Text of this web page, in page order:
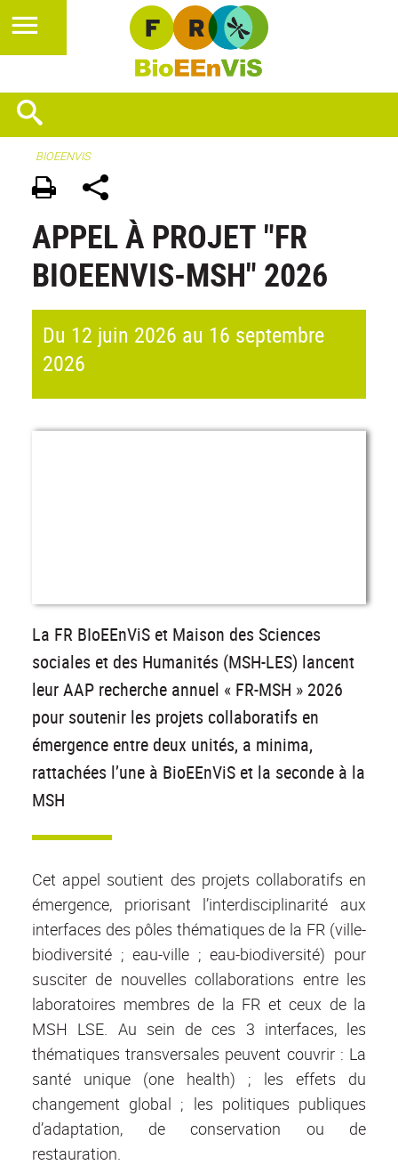
BIOEENVIS
APPEL À PROJET "FR
BIOEENVIS-MSH" 2026
Du 12 juin 2026 au 16 septembre
2026
La FR BIoEEnViS et Maison des Sciences
sociales et des Humanités (MSH-LES) lancent
leur AAP recherche annuel « FR-MSH » 2026
pour soutenir les projets collaboratifs en
émergence entre deux unités, a minima,
rattachées l’une à BioEEnViS et la seconde à la
MSH
Cet appel soutient des projets collaboratifs en
émergence, priorisant l’interdisciplinarité aux
interfaces des pôles thématiques de la FR (ville-
biodiversité ; eau-ville ; eau-biodiversité) pour
susciter de nouvelles collaborations entre les
laboratoires membres de la FR et ceux de la
MSH LSE. Au sein de ces 3 interfaces, les
thématiques transversales peuvent couvrir : La
santé unique (one health) ; les effets du
changement global ; les politiques publiques
d’adaptation, de conservation ou de
restauration.